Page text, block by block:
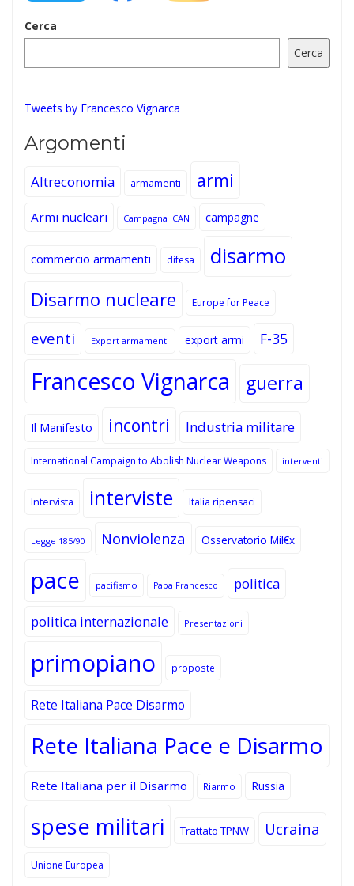
Cerca
Cerca
Tweets by Francesco Vignarca
Argomenti
Altreconomia armamenti armi
Armi nucleari Campagna ICAN campagne
commercio armamenti difesa disarmo
Disarmo nucleare Europe for Peace
eventi Export armamenti export armi F-35
Francesco Vignarca guerra
Il Manifesto incontri Industria militare
International Campaign to Abolish Nuclear Weapons interventi
Intervista interviste Italia ripensaci
Legge 185/90 Nonviolenza Osservatorio Mil€x
pace pacifismo Papa Francesco politica
politica internazionale Presentazioni
primopiano proposte
Rete Italiana Pace Disarmo
Rete Italiana Pace e Disarmo
Rete Italiana per il Disarmo Riarmo Russia
spese militari Trattato TPNW Ucraina
Unione Europea